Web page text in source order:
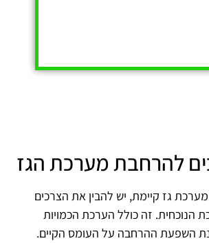
להרחבת מערכת הגז
גז קיימת, יש להבין את הצרכים
הנוכחית. זה כולל הערכת הכמויות
השפעת ההרחבה על העומס הקיים.